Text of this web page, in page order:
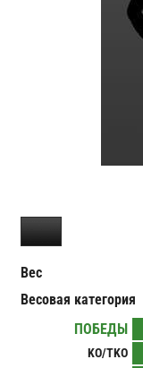
Вес
Весовая категория
ПОБЕДЫ
KO/TKO